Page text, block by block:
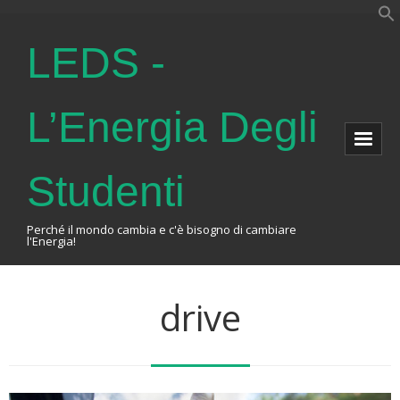
LEDS -
L’Energia Degli
Studenti
Perché il mondo cambia e c'è bisogno di cambiare
l'Energia!
drive